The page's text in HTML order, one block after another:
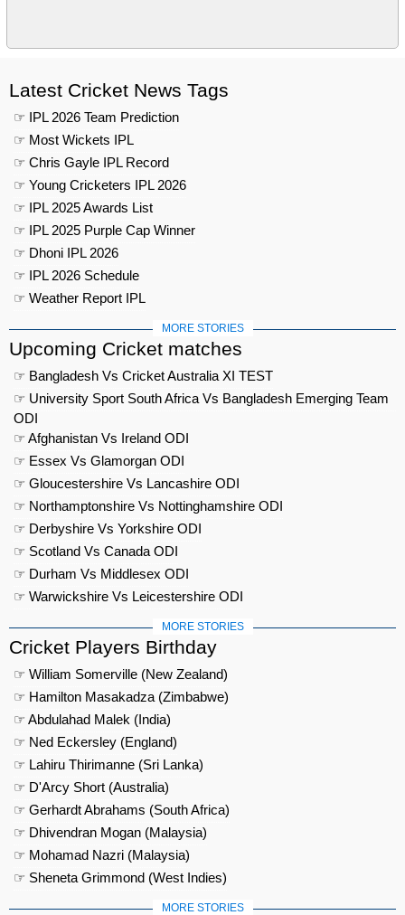
Latest Cricket News Tags
☞ IPL 2026 Team Prediction
☞ Most Wickets IPL
☞ Chris Gayle IPL Record
☞ Young Cricketers IPL 2026
☞ IPL 2025 Awards List
☞ IPL 2025 Purple Cap Winner
☞ Dhoni IPL 2026
☞ IPL 2026 Schedule
☞ Weather Report IPL
MORE STORIES
Upcoming Cricket matches
☞ Bangladesh Vs Cricket Australia XI TEST
☞ University Sport South Africa Vs Bangladesh Emerging Team
ODI
☞ Afghanistan Vs Ireland ODI
☞ Essex Vs Glamorgan ODI
☞ Gloucestershire Vs Lancashire ODI
☞ Northamptonshire Vs Nottinghamshire ODI
☞ Derbyshire Vs Yorkshire ODI
☞ Scotland Vs Canada ODI
☞ Durham Vs Middlesex ODI
☞ Warwickshire Vs Leicestershire ODI
MORE STORIES
Cricket Players Birthday
☞ William Somerville (New Zealand)
☞ Hamilton Masakadza (Zimbabwe)
☞ Abdulahad Malek (India)
☞ Ned Eckersley (England)
☞ Lahiru Thirimanne (Sri Lanka)
☞ D'Arcy Short (Australia)
☞ Gerhardt Abrahams (South Africa)
☞ Dhivendran Mogan (Malaysia)
☞ Mohamad Nazri (Malaysia)
☞ Sheneta Grimmond (West Indies)
MORE STORIES